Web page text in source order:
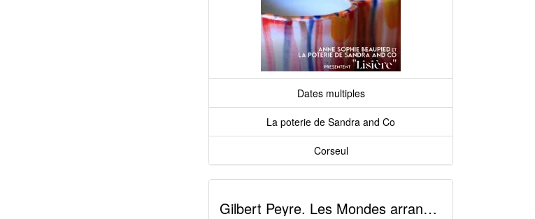
Dates multiples
La poterie de Sandra and Co
Corseul
Gilbert Peyre. Les Mondes arrangés